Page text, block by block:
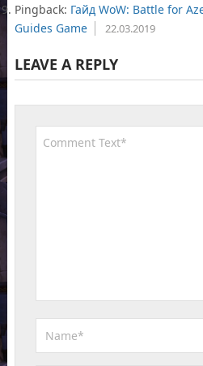
Pingback: Гайд WoW: Battle for
Guides Game
22.03.2019
LEAVE A REPLY